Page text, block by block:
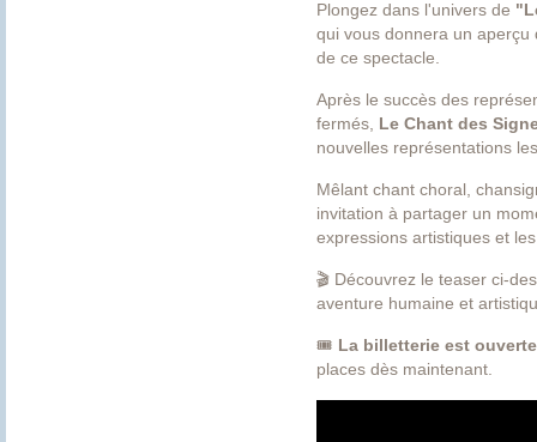
Plongez dans l'univers de
qui vous donnera un
de ce spectacle.
Après le succès des
fermés, Le Chant des
nouvelles représentations
Mêlant chant choral,
invitation à partager un
expressions artistiques et
🎬 Découvrez le teaser ci-
aventure humaine et
🎟️ La billetterie est
places dès maintenant.